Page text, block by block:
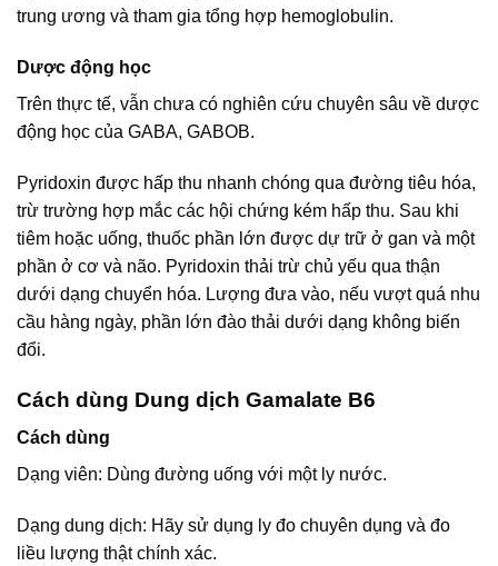
trung ương và tham gia tổng hợp hemoglobulin.
Dược động học
Trên thực tế, vẫn chưa có nghiên cứu chuyên sâu về dược
động học của GABA, GABOB.
Pyridoxin được hấp thu nhanh chóng qua đường tiêu hóa,
trừ trường hợp mắc các hội chứng kém hấp thu. Sau khi
tiêm hoặc uống, thuốc phần lớn được dự trữ ở gan và một
phần ở cơ và não. Pyridoxin thải trừ chủ yếu qua thận
dưới dạng chuyển hóa. Lượng đưa vào, nếu vượt quá nhu
cầu hàng ngày, phần lớn đào thải dưới dạng không biến
đổi.
Cách dùng Dung dịch Gamalate B6
Cách dùng
Dạng viên: Dùng đường uống với một ly nước.
Dạng dung dịch: Hãy sử dụng ly đo chuyên dụng và đo
liều lượng thật chính xác.